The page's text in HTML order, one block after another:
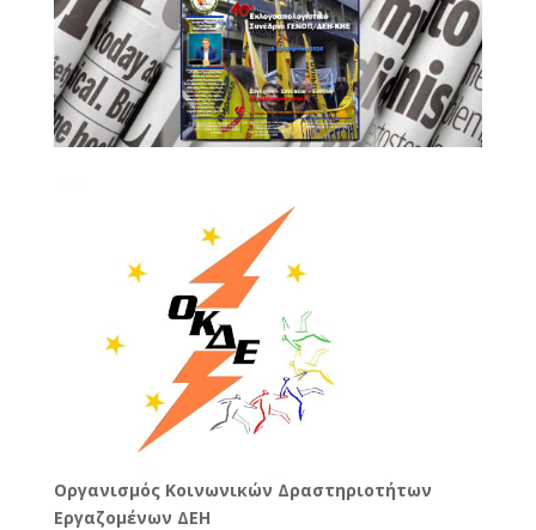
Oργανισμός Κοινωνικών Δραστηριοτήτων
Εργαζομένων ΔΕΗ